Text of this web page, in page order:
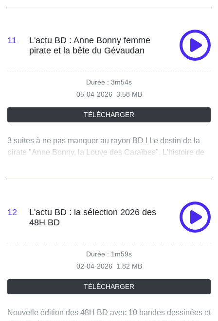
11
L'actu BD : Anne Bonny femme
pirate et la bête du Gévaudan
Durée : 3m54s
05-04-2026 3.58 MB
TÉLÉCHARGER
3 suites à ne pas manquer au rayon BD ! Le destin de la
pirate "Anne Bonny, la Louve des Caraïbes". L'histoire de
12
L'actu BD : la sélection 2026 des
48H BD
Durée : 1m59s
02-04-2026
1.82 MB
TÉLÉCHARGER
Nouvelle édition des 48H BD avec 10 bandes dessinées et